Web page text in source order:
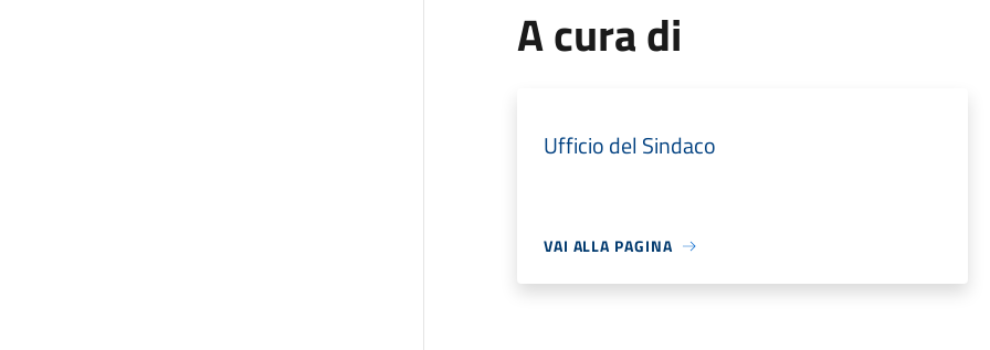
A cura di
Ufficio del Sindaco
VAI ALLA PAGINA